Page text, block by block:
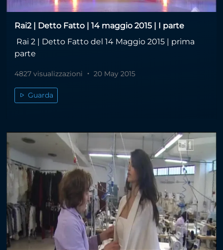
Rai2 | Detto Fatto | 14 maggio 2015 | I parte
Rai 2 | Detto Fatto del 14 Maggio 2015 | prima
parte
4827 visualizzazioni 20 May 2015
Guarda